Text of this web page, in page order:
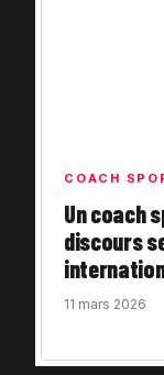
COACH
Un coach
discours
11 mars 2026